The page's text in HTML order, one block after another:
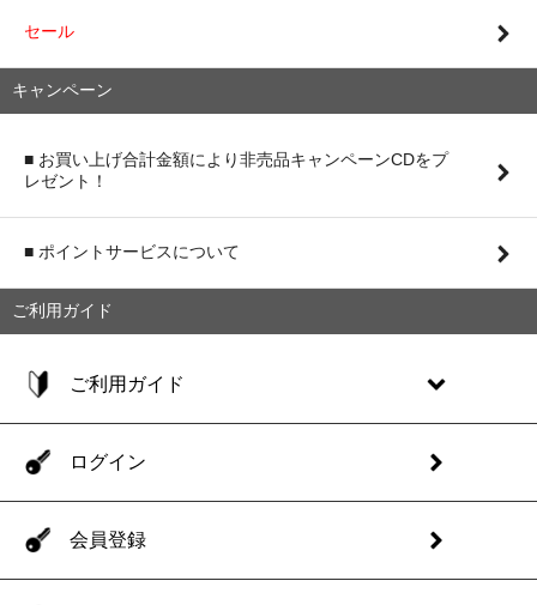
セール
キャンペーン
■ お買い上げ合計金額により非売品キャンペーンCDをプ
レゼント！
■ ポイントサービスについて
ご利用ガイド
ご利用ガイド
ログイン
会員登録